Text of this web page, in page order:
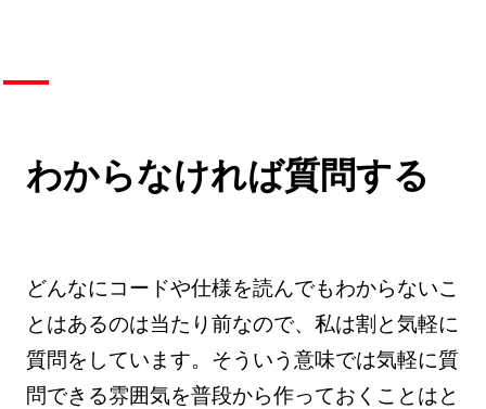
わからなければ質問する
どんなにコードや仕様を読んでもわからないこ
とはあるのは当たり前なので、私は割と気軽に
質問をしています。そういう意味では気軽に質
問できる雰囲気を普段から作っておくことはと